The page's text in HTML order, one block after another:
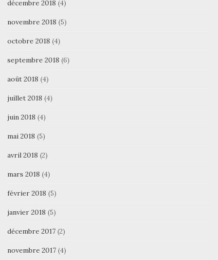
décembre 2018 (4)
novembre 2018 (5)
octobre 2018 (4)
septembre 2018 (6)
août 2018 (4)
juillet 2018 (4)
juin 2018 (4)
mai 2018 (5)
avril 2018 (2)
mars 2018 (4)
février 2018 (5)
janvier 2018 (5)
décembre 2017 (2)
novembre 2017 (4)